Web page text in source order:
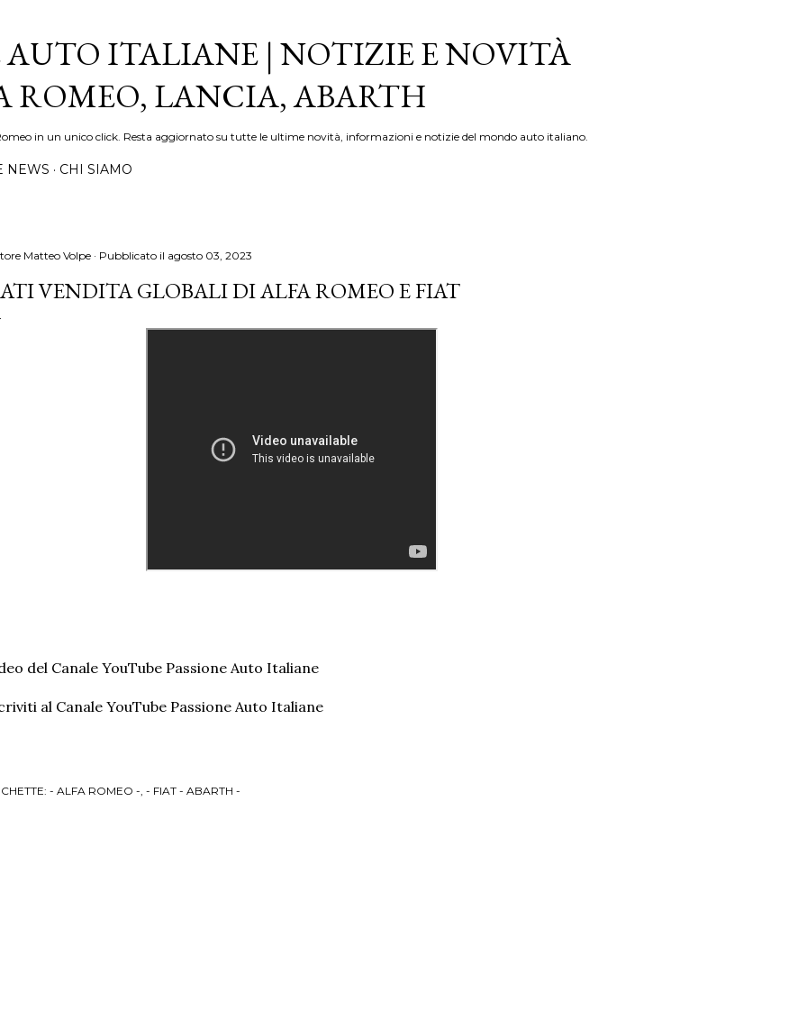
AUTO ITALIANE | NOTIZIE E NOVITÀ
ROMEO, LANCIA, ABARTH
in un unico click. Resta aggiornato su tutte le ultime novità, informazioni e notizie del mondo auto italiano.
NEWS CHI SIAMO
Matteo Volpe Pubblicato il agosto 03, 2023
VENDITA GLOBALI DI ALFA ROMEO E FIAT
del Canale YouTube Passione Auto Italiane
al Canale YouTube Passione Auto Italiane
- ALFA ROMEO - - FIAT - ABARTH -